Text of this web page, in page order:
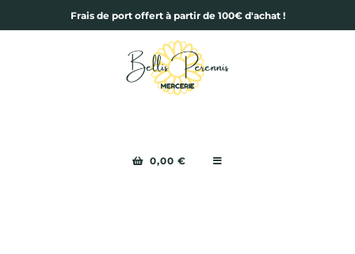
Frais de port offert à partir de 100€ d'achat !
0,00 €